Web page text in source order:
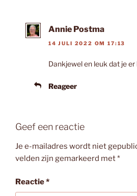
Annie Postma
14 JULI 2022 OM 17:13
Dankjewel en leuk dat je er
Reageer
Geef een reactie
Je e-mailadres wordt niet
velden zijn gemarkeerd met*
Reactie*